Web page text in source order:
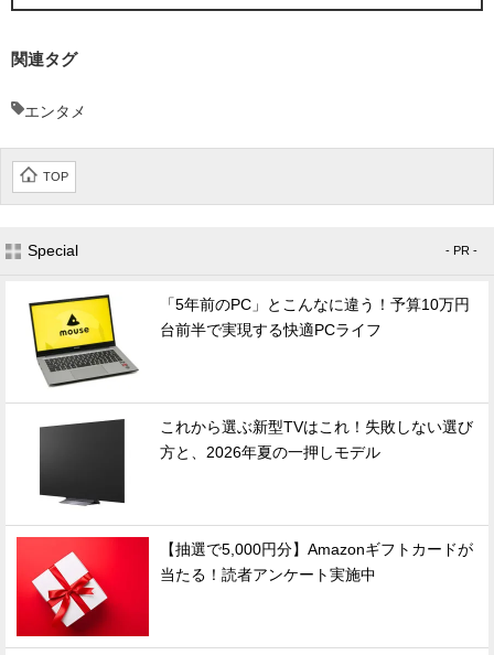
関連タグ
エンタメ
TOP
Special - PR -
「5年前のPC」とこんなに違う！予算10万円
台前半で実現する快適PCライフ
これから選ぶ新型TVはこれ！失敗しない選び
方と、2026年夏の一押しモデル
【抽選で5,000円分】Amazonギフトカードが
当たる！読者アンケート実施中